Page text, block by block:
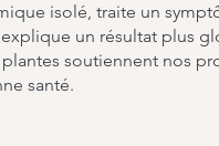
isolé, traite un
un résultat plus
plantes soutiennent nos
santé.